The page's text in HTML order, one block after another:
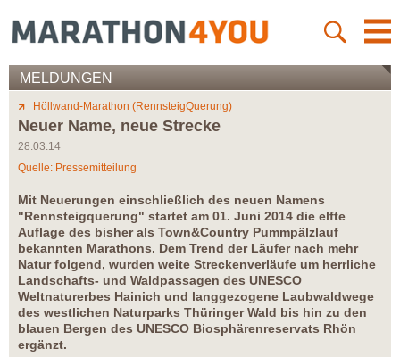
MELDUNGEN
Höllwand-Marathon (RennsteigQuerung)
Neuer Name, neue Strecke
28.03.14
Quelle: Pressemitteilung
Mit Neuerungen einschließlich des neuen Namens
"Rennsteigquerung" startet am 01. Juni 2014 die elfte
Auflage des bisher als Town&Country Pummpälzlauf
bekannten Marathons. Dem Trend der Läufer nach mehr
Natur folgend, wurden weite Streckenverläufe um herrliche
Landschafts- und Waldpassagen des UNESCO
Weltnaturerbes Hainich und langgezogene Laubwaldwege
des westlichen Naturparks Thüringer Wald bis hin zu den
blauen Bergen des UNESCO Biosphärenreservats Rhön
ergänzt.